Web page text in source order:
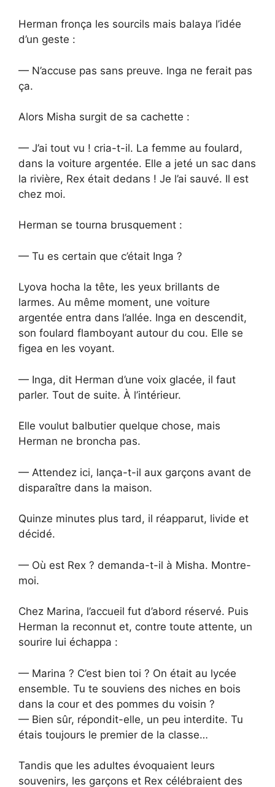
Herman fronça les sourcils mais balaya l’idée
d’un geste :
— N’accuse pas sans preuve. Inga ne ferait pas
ça.
Alors Misha surgit de sa cachette :
— J’ai tout vu ! cria-t-il. La femme au foulard,
dans la voiture argentée. Elle a jeté un sac dans
la rivière, Rex était dedans ! Je l’ai sauvé. Il est
chez moi.
Herman se tourna brusquement :
— Tu es certain que c’était Inga ?
Lyova hocha la tête, les yeux brillants de
larmes. Au même moment, une voiture
argentée entra dans l’allée. Inga en descendit,
son foulard flamboyant autour du cou. Elle se
figea en les voyant.
— Inga, dit Herman d’une voix glacée, il faut
parler. Tout de suite. À l’intérieur.
Elle voulut balbutier quelque chose, mais
Herman ne broncha pas.
— Attendez ici, lança-t-il aux garçons avant de
disparaître dans la maison.
Quinze minutes plus tard, il réapparut, livide et
décidé.
— Où est Rex ? demanda-t-il à Misha. Montre-
moi.
Chez Marina, l’accueil fut d’abord réservé. Puis
Herman la reconnut et, contre toute attente, un
sourire lui échappa :
— Marina ? C’est bien toi ? On était au lycée
ensemble. Tu te souviens des niches en bois
dans la cour et des pommes du voisin ?
— Bien sûr, répondit-elle, un peu interdite. Tu
étais toujours le premier de la classe…
Tandis que les adultes évoquaient leurs
souvenirs, les garçons et Rex célébraient des